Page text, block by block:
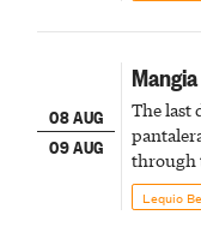
08 AUG
09 AUG
The last
through
Lequio